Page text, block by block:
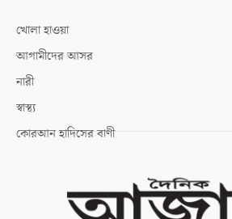
খোলা হাওয়া
আগামীদের আসর
নারী
স্বাস্থ্য
কোরআন হাদিসের বাণী